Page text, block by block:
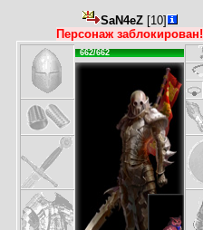
SaN4eZ[10]
Персонаж заблокирован!
662/662